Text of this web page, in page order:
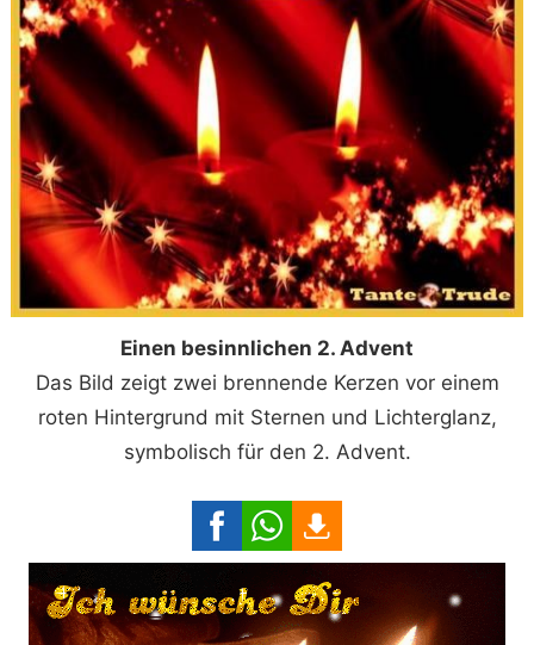
Einen besinnlichen 2. Advent
Das Bild zeigt zwei brennende Kerzen vor einem
roten Hintergrund mit Sternen und Lichterglanz,
symbolisch für den 2. Advent.